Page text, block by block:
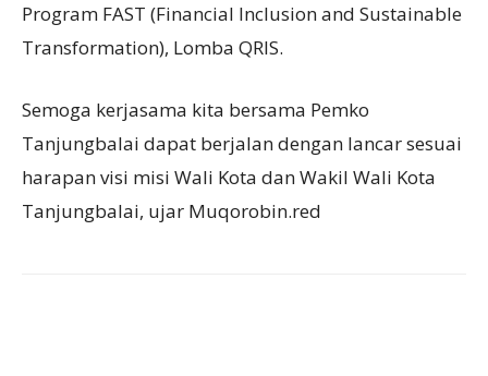
Program FAST (Financial Inclusion and Sustainable
Transformation), Lomba QRIS.
Semoga kerjasama kita bersama Pemko
Tanjungbalai dapat berjalan dengan lancar sesuai
harapan visi misi Wali Kota dan Wakil Wali Kota
Tanjungbalai, ujar Muqorobin.red